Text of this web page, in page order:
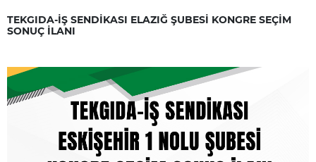
TEKGIDA-İŞ SENDİKASI ELAZIĞ ŞUBESİ KONGRE SEÇİM
SONUÇ İLANI